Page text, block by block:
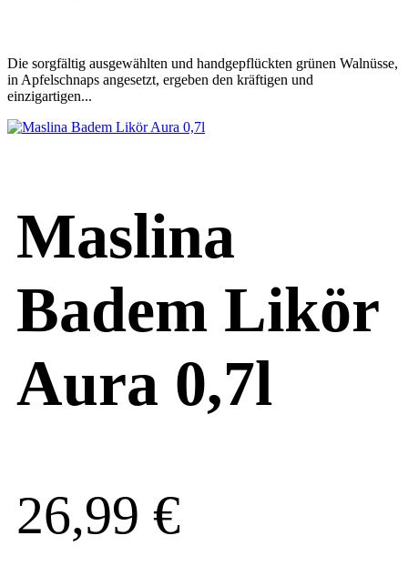
Die sorgfältig ausgewählten und handgepflückten grünen Walnüsse,
in Apfelschnaps angesetzt, ergeben den kräftigen und
einzigartigen...
Maslina
Badem Likör
Aura 0,7l
26,99 €